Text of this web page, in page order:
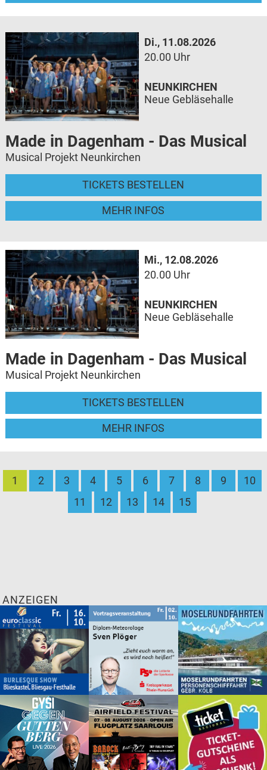
Di., 11.08.2026
20.00 Uhr
Made in Dagenham - Das Musical
Musical Projekt Neunkirchen
TICKETS BESTELLEN
MEHR INFOS
NEUNKIRCHEN
Neue Gebläsehalle
Mi., 12.08.2026
20.00 Uhr
Made in Dagenham - Das Musical
Musical Projekt Neunkirchen
TICKETS BESTELLEN
MEHR INFOS
NEUNKIRCHEN
Neue Gebläsehalle
1 2 3 4 5 6 7 8 9
10
11
12 13 14 15
ANZEIGEN